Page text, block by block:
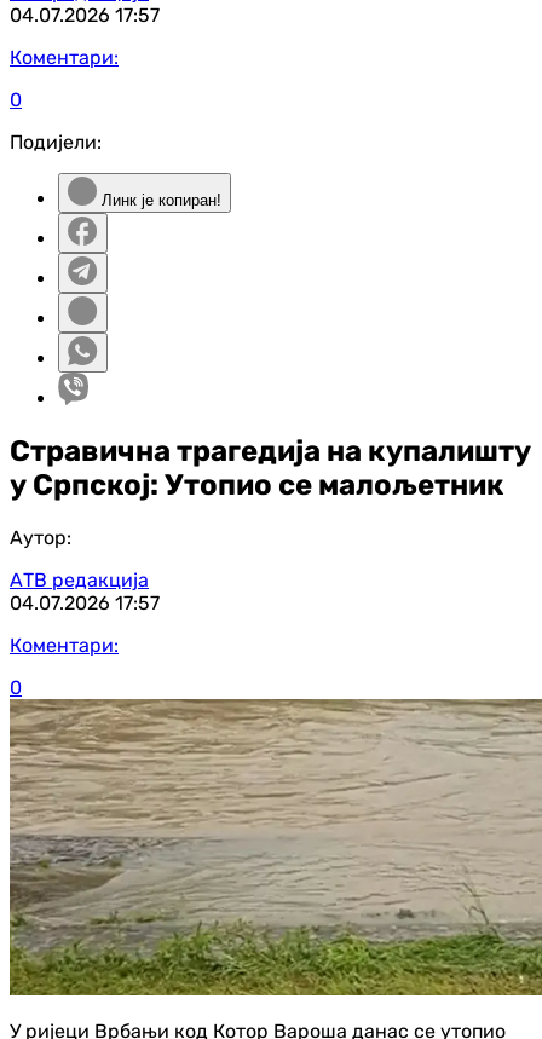
04.07.2026 17:57
Коментари:
0
Подијели:
Линк је копиран!
Стравична трагедија на купалишту
у Српској: Утопио се малољетник
Аутор:
АТВ редакција
04.07.2026 17:57
Коментари:
0
У ријеци Врбањи код Котор Вароша данас се утопио